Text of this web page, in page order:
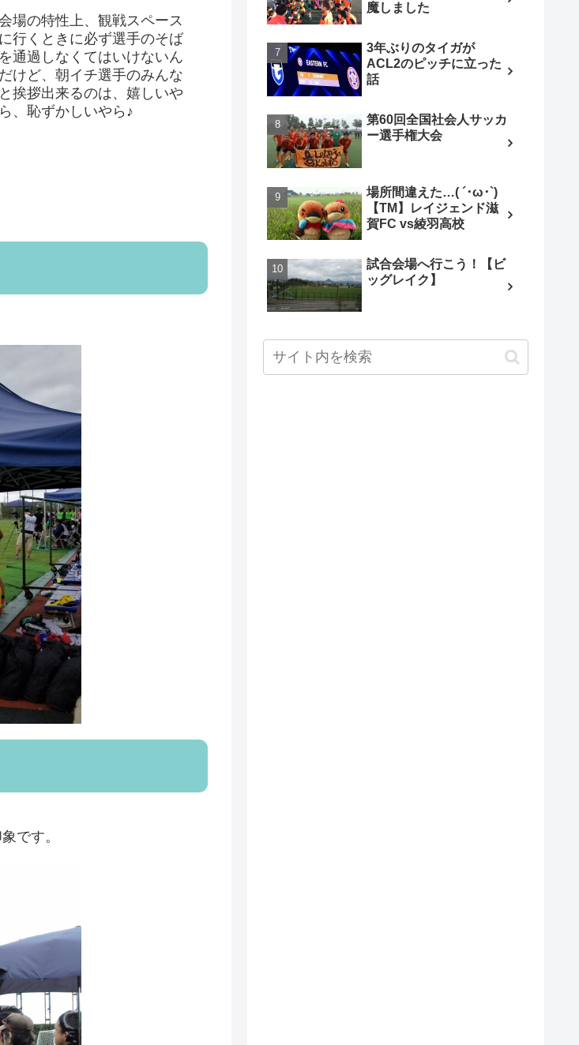
場の特性上、観戦スペース
に行くときに必ず選手のそば
を通過しなくてはいけないん
だけど、朝イチ選手のみんな
と挨拶出来るのは、嬉しいや
ら、恥ずかしいやら♪
です。
魔しました
3年ぶりのタイガが
ACL2のピッチに立った
話
第60回全国社会人サッカ
ー選手権大会
場所間違えた…( ´･ω･`)
【TM】レイジェンド滋
賀FC vs綾羽高校
試合会場へ行こう！【ビ
ッグレイク】